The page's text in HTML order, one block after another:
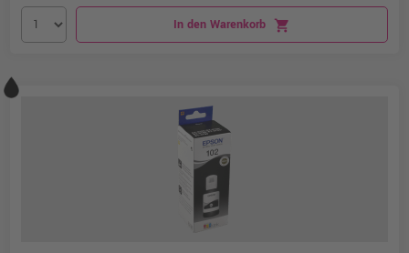
In den Warenkorb shopping_cart